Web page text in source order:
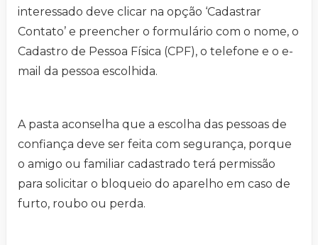
interessado deve clicar na opção ‘Cadastrar
Contato’ e preencher o formulário com o nome, o
Cadastro de Pessoa Física (CPF), o telefone e o e-
mail da pessoa escolhida.
A pasta aconselha que a escolha das pessoas de
confiança deve ser feita com segurança, porque
o amigo ou familiar cadastrado terá permissão
para solicitar o bloqueio do aparelho em caso de
furto, roubo ou perda.